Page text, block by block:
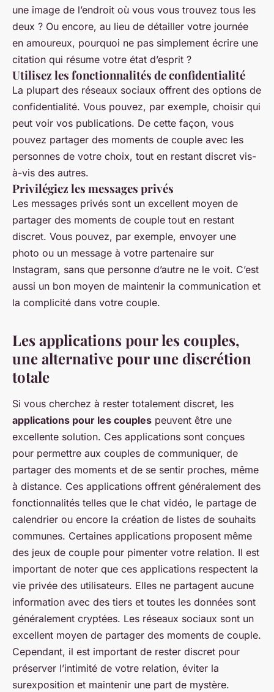
une image de l’endroit où vous vous trouvez tous les
deux ? Ou encore, au lieu de détailler votre journée
en amoureux, pourquoi ne pas simplement écrire une
citation qui résume votre état d’esprit ?
Utilisez les fonctionnalités de confidentialité
La plupart des réseaux sociaux offrent des options de
confidentialité. Vous pouvez, par exemple, choisir qui
peut voir vos publications. De cette façon, vous
pouvez partager des moments de couple avec les
personnes de votre choix, tout en restant discret vis-
à-vis des autres.
Privilégiez les messages privés
Les messages privés sont un excellent moyen de
partager des moments de couple tout en restant
discret. Vous pouvez, par exemple, envoyer une
photo ou un message à votre partenaire sur
Instagram, sans que personne d’autre ne le voit. C’est
aussi un bon moyen de maintenir la communication et
la complicité dans votre couple.
Les applications pour les couples,
une alternative pour une discrétion
totale
Si vous cherchez à rester totalement discret, les
applications pour les couples peuvent être une
excellente solution. Ces applications sont conçues
pour permettre aux couples de communiquer, de
partager des moments et de se sentir proches, même
à distance. Ces applications offrent généralement des
fonctionnalités telles que le chat vidéo, le partage de
calendrier ou encore la création de listes de souhaits
communes. Certaines applications proposent même
des jeux de couple pour pimenter votre relation. Il est
important de noter que ces applications respectent la
vie privée des utilisateurs. Elles ne partagent aucune
information avec des tiers et toutes les données sont
généralement cryptées. Les réseaux sociaux sont un
excellent moyen de partager des moments de couple.
Cependant, il est important de rester discret pour
préserver l’intimité de votre relation, éviter la
surexposition et maintenir une part de mystère.